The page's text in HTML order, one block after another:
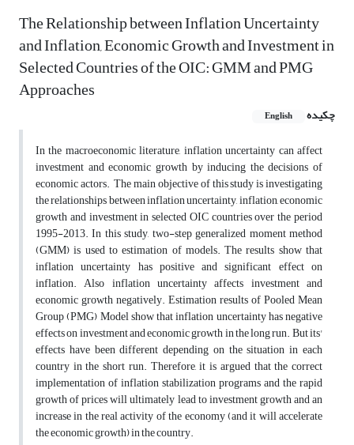
The Relationship between Inflation Uncertainty
and Inflation, Economic Growth and Investment in
Selected Countries of the OIC: GMM and PMG
Approaches
چکیده English
In the macroeconomic literature, inflation uncertainty can affect
investment and economic growth by inducing the decisions of
economic actors. The main objective of this study is investigating
the relationships between inflation uncertainty, inflation, economic
growth and investment in selected OIC countries over the period
1995-2013. In this study, two-step generalized moment method
(GMM) is used to estimation of models. The results show that
inflation uncertainty has positive and significant effect on
inflation. Also inflation uncertainty affects investment and
economic growth negatively. Estimation results of Pooled Mean
Group (PMG) Model show that inflation uncertainty has negative
effects on investment and economic growth in the long run. But its'
effects have been different depending on the situation in each
country in the short run. Therefore, it is argued that the correct
implementation of inflation stabilization programs and the rapid
growth of prices will ultimately lead to investment growth and an
increase in the real activity of the economy (and it will accelerate
the economic growth) in the country.